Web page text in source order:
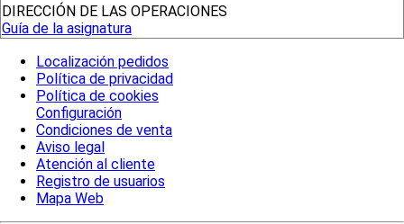
DIRECCIÓN DE LAS OPERACIONES
Guía de la asignatura
Localización pedidos
Política de privacidad
Política de cookies
Configuración
Condiciones de venta
Aviso legal
Atención al cliente
Registro de usuarios
Mapa Web